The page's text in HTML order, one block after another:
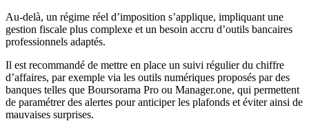
Au-delà, un régime réel d’imposition s’applique, impliquant une
gestion fiscale plus complexe et un besoin accru d’outils bancaires
professionnels adaptés.
Il est recommandé de mettre en place un suivi régulier du chiffre
d’affaires, par exemple via les outils numériques proposés par des
banques telles que Boursorama Pro ou Manager.one, qui permettent
de paramétrer des alertes pour anticiper les plafonds et éviter ainsi de
mauvaises surprises.